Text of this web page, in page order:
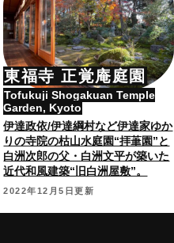
東福寺 正覚庵庭園
Tofukuji Shogakuan Temple
Garden, Kyoto
伊達政依/伊達綱村など伊達家ゆか
りの寺院の枯山水庭園“拝茟園”と
白洲次郎の父・白洲文平が築いた
近代和風建築“旧白洲屋敷”。
2022年12月5日更新